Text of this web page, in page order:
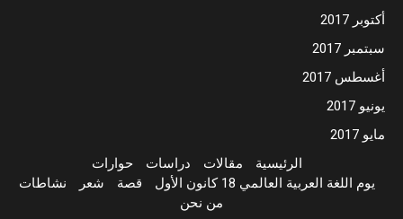
أكتوبر 2017
سبتمبر 2017
أغسطس 2017
يونيو 2017
مايو 2017
الرئيسية
مقالات دراسات
حوارات
يوم اللغة العربية العالمي 18 كانون الأول
قصة شعر
نشاطات
من نحن